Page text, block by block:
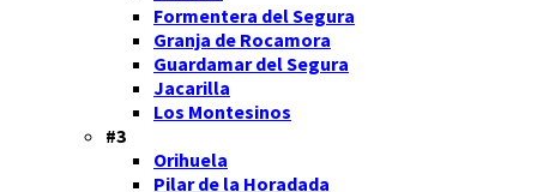
Formentera del Segura
Granja de Rocamora
Guardamar del Segura
Jacarilla
Los Montesinos
#3
Orihuela
Pilar de la Horadada